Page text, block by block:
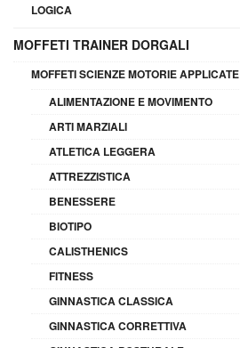
LOGICA
MOFFETI TRAINER DORGALI
MOFFETI SCIENZE MOTORIE APPLICATE
ALIMENTAZIONE E MOVIMENTO
ARTI MARZIALI
ATLETICA LEGGERA
ATTREZZISTICA
BENESSERE
BIOTIPO
CALISTHENICS
FITNESS
GINNASTICA CLASSICA
GINNASTICA CORRETTIVA